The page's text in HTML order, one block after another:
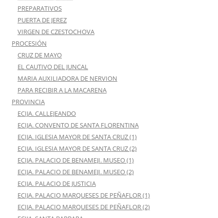
PREPARATIVOS
PUERTA DE JEREZ
VIRGEN DE CZESTOCHOVA
PROCESIÓN
CRUZ DE MAYO
EL CAUTIVO DEL JUNCAL
MARIA AUXILIADORA DE NERVION
PARA RECIBIR A LA MACARENA
PROVINCIA
ECIJA. CALLEJEANDO
ECIJA. CONVENTO DE SANTA FLORENTINA
ECIJA. IGLESIA MAYOR DE SANTA CRUZ (1)
ECIJA. IGLESIA MAYOR DE SANTA CRUZ (2)
ECIJA. PALACIO DE BENAMEJI. MUSEO (1)
ECIJA. PALACIO DE BENAMEJI. MUSEO (2)
ECIJA. PALACIO DE JUSTICIA
ECIJA. PALACIO MARQUESES DE PEÑAFLOR (1)
ECIJA. PALACIO MARQUESES DE PEÑAFLOR (2)